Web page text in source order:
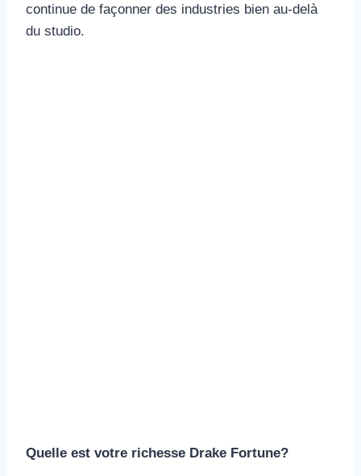
continue de façonner des industries bien au-delà
du studio.
Quelle est votre richesse Drake Fortune?